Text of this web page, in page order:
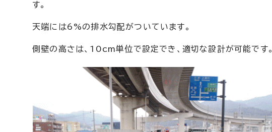
す。
天端には6%の排水勾配がついています。
側壁の高さは、10cm単位で設定でき、適切な設計が可能です。